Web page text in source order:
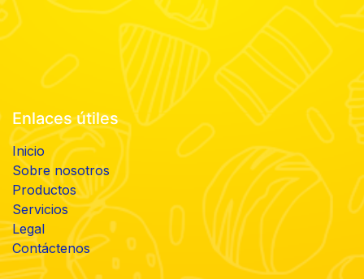
Enlaces útiles
Inicio
Sobre nosotros
Productos
Servicios
Legal
Contáctenos